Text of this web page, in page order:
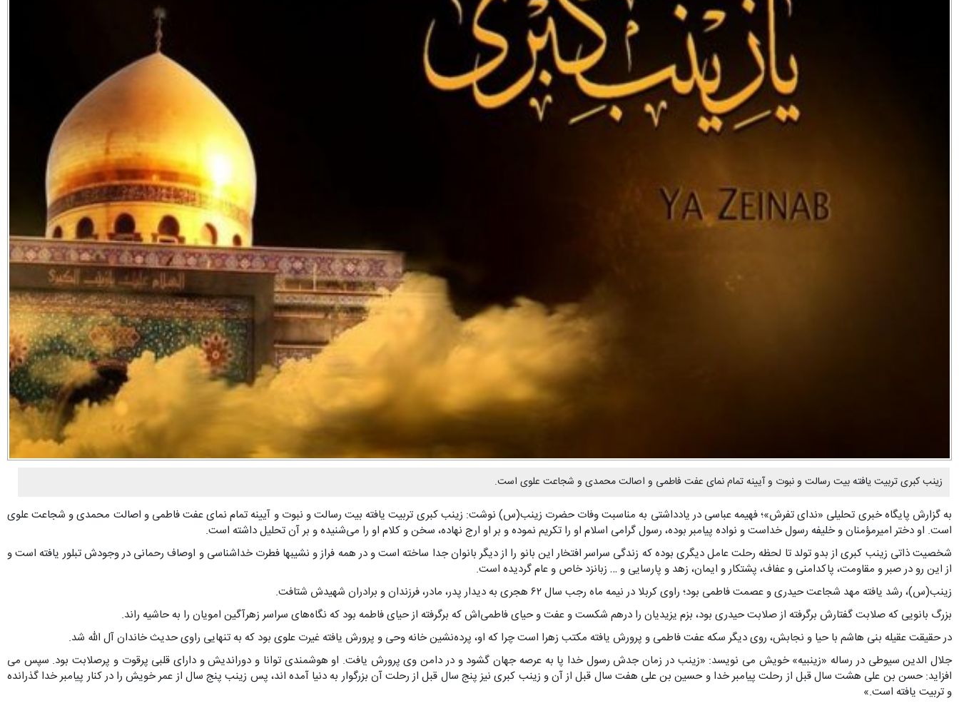
زینب کبری تربیت‏ یافته بیت رسالت و نبوت و آیینه تمام ‏نمای عفت فاطمی و اصالت محمدی و شجاعت علوی است.
به گزارش پایگاه خبری تحلیلی «ندای تفرش»؛ فهیمه عباسی در یادداشتی به مناسبت وفات حضرت زینب(س) نوشت: زینب کبری تربیت‏ یافته بیت رسالت و نبوت و آیینه تمام ‏نمای عفت فاطمی و اصالت محمدی و شجاعت علوی
است. او دختر امیرمؤمنان و خلیفه رسول خداست و نواده پیامبر بوده، رسول گرامی اسلام او را تکریم نموده و بر او ارج نهاده، سخن و کلام او را می‌شنیده و بر آن تحلیل داشته است.
شخصیت ذاتى زینب کبرى از بدو تولد تا لحظه رحلت عامل دیگرى بوده که زندگى سراسر افتخار این بانو را از دیگر بانوان جدا ساخته است و در همه فراز و نشیب‏ها فطرت خداشناسى و اوصاف رحمانى در وجودش تبلور یافته است و
از این رو در صبر و مقاومت، پاکدامنى و عفاف، پشتکار و ایمان، زهد و پارسایى و … زبانزد خاص و عام گردیده است.
زینب(س)، رشد یافته مهد شجاعت حیدری و عصمت فاطمی بود؛ راوی کربلا در نیمه ماه رجب سال ۶۲ هجری به دیدار پدر، مادر، فرزندان و برادران شهیدش شتافت.
بزرگ بانویی که صلابت گفتارش برگرفته از صلابت حیدری بود، بزم یزیدیان را درهم شکست و عفت و حیای فاطمی‌اش که برگرفته از حیای فاطمه بود که نگاه‌های سراسر زهرآگین امویان را به حاشیه راند.
در حقیقت عقیله بنی هاشم با حیا و نجابش، روی دیگر سکه عفت فاطمی و پرورش یافته مکتب زهرا است چرا که او، پرده‌نشین خانه وحی و پرورش یافته غیرت علوی بود که به تنهایی راوی حدیث خاندان آل الله شد.
جلال ‏الدین سیوطى در رساله «زینبیه‏» خویش مى‏ نویسد: «زینب در زمان جدش رسول خدا پا به عرصه جهان گشود و در دامن وى پرورش یافت. او هوشمندى توانا و دوراندیش و داراى قلبى پرقوت و پرصلابت‏ بود. سپس مى‏
افزاید: حسن بن على هشت‏ سال قبل از رحلت پیامبر خدا و حسین بن على هفت‏ سال قبل از آن و زینب کبرى نیز پنج‏ سال قبل از رحلت آن بزرگوار به دنیا آمده اند، پس زینب پنج‏ سال از عمر خویش را در کنار پیامبر خدا گذرانده
و تربیت‏ یافته است‏.»